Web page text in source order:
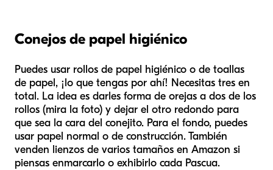
Conejos de papel higiénico
Puedes usar rollos de papel higiénico o de toallas
de papel, ¡lo que tengas por ahí! Necesitas tres en
total. La idea es darles forma de orejas a dos de los
rollos (mira la foto) y dejar el otro redondo para
que sea la cara del conejito. Para el fondo, puedes
usar papel normal o de construcción. También
venden lienzos de varios tamaños en Amazon si
piensas enmarcarlo o exhibirlo cada Pascua.